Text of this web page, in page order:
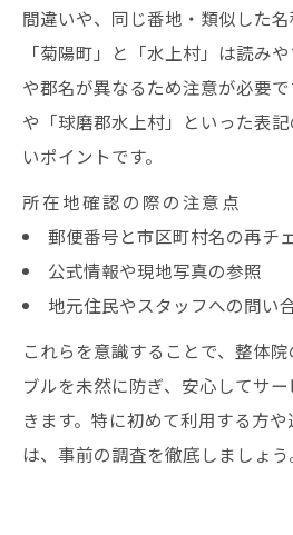
間違いや、同じ番地・類似した
「菊陽町」と「水上村」は読み
や郡名が異なるため注意が必要で
や「球磨郡水上村」といった表
いポイントです。
所在地確認の際の注意点
郵便番号と市区町村名の再チ
公式情報や現地写真の参照
地元住民やスタッフへの問い
これらを意識することで、整体
ブルを未然に防ぎ、安心してサ
きます。特に初めて利用する方
は、事前の調査を徹底しましょう